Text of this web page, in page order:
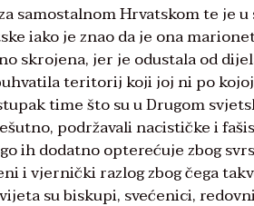
samostalnom Hrvatskom te je
iako je znao da je ona
skrojena, jer je odustala od
teritorij koji joj ni po
time što su u Drugom
podržavali nacističke i
ih dodatno opterećuje zbog
i vjernički razlog zbog čega
su biskupi, svećenici,